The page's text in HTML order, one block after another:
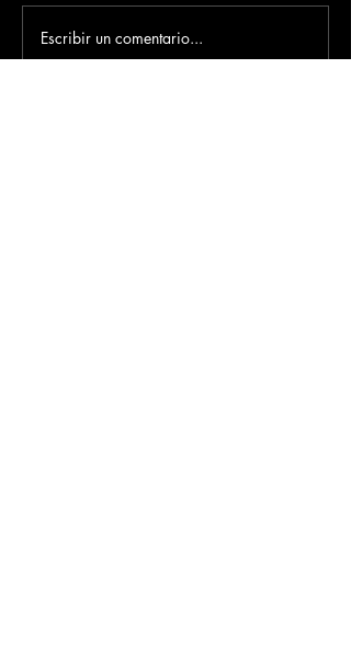
Escribir un comentario...